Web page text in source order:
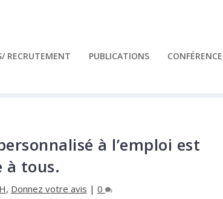
RECRUTEMENT PUBLICATIONS
à l’emploi est
à tous.
, Donnez votre avis | 0